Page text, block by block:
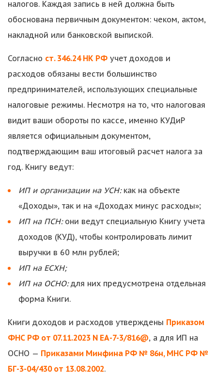
налогов. Каждая запись в ней должна быть
обоснована первичным документом: чеком, актом,
накладной или банковской выпиской.
Согласно ст. 346.24 НК РФ учет доходов и
расходов обязаны вести большинство
предпринимателей, использующих специальные
налоговые режимы. Несмотря на то, что налоговая
видит ваши обороты по кассе, именно КУДиР
является официальным документом,
подтверждающим ваш итоговый расчет налога за
год. Книгу ведут:
ИП и организации на УСН: как на объекте
«Доходы», так и на «Доходах минус расходы»;
ИП на ПСН:они ведут специальную Книгу учета
доходов (КУД), чтобы контролировать лимит
выручки в 60 млн рублей;
ИП на ЕСХН;
ИП на ОСНО:для них предусмотрена отдельная
форма Книги.
Книги доходов и расходов утверждены Приказом
ФНС РФ от 07.11.2023 N ЕА-7-3/816@, а для ИП на
ОСНО — Приказами Минфина РФ № 86н, МНС РФ №
БГ-3-04/430 от 13.08.2002.